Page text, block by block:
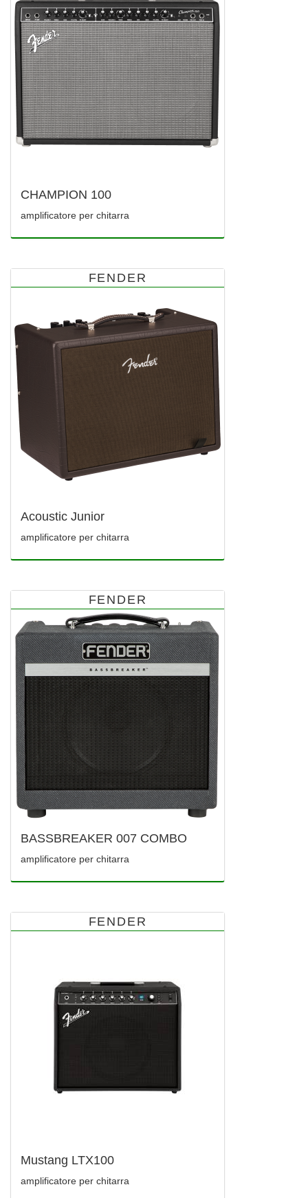
CHAMPION 100
amplificatore per chitarra
FENDER
Acoustic Junior
amplificatore per chitarra
FENDER
BASSBREAKER 007 COMBO
amplificatore per chitarra
FENDER
Mustang LTX100
amplificatore per chitarra